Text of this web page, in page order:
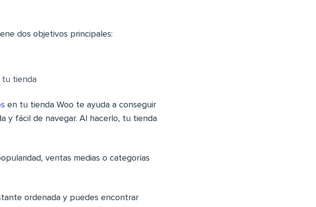
dos objetivos principales:
tu tienda
en tu tienda Woo te ayuda a conseguir
y fácil de navegar. Al hacerlo, tu tienda
ventas medias o categorías
ordenada y puedes encontrar